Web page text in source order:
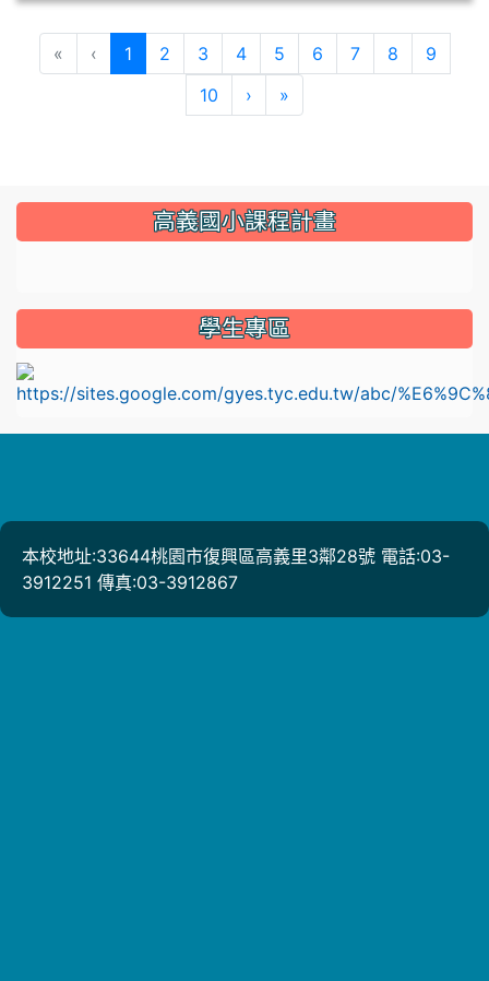
« ‹ 1(current)
2 3 4 5 6 7 8
9
10
› »
::: 高義國小課程計畫
學生專區
本校地址:33644桃園市復興區高義里3鄰28號 電話:03-
3912251 傳真:03-3912867